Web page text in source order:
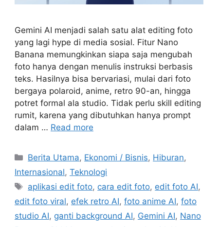
Gemini AI menjadi salah satu alat editing foto
yang lagi hype di media sosial. Fitur Nano
Banana memungkinkan siapa saja mengubah
foto hanya dengan menulis instruksi berbasis
teks. Hasilnya bisa bervariasi, mulai dari foto
bergaya polaroid, anime, retro 90-an, hingga
potret formal ala studio. Tidak perlu skill editing
rumit, karena yang dibutuhkan hanya prompt
dalam … Read more
C
a
e
g
o
Berita Utama, Ekonomi / Bisnis, Hiburan,
Internasional, Teknologi
T
a
s
aplikasi edit foto, cara edit foto, edit foto AI,
edit foto viral, efek retro AI, foto anime AI, foto
studio AI, ganti background AI, Gemini AI, Nano